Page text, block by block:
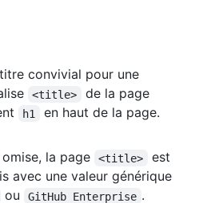
convivial pour une
<title>
de la page
h1
en haut de la page.
la page <title>
est
avec une valeur générique
ou GitHub Enterprise .